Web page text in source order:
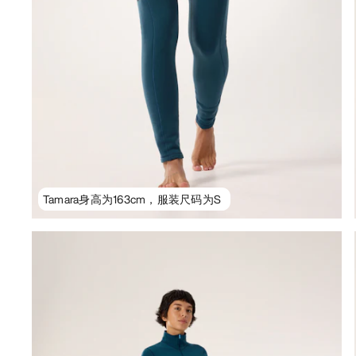
Tamara身高为163cm，服装尺码为S